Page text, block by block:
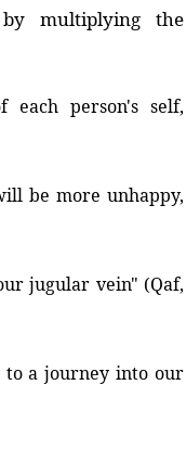
multiplying the
person's self,
be more unhappy,
jugular vein" (Qaf,
to a journey into our